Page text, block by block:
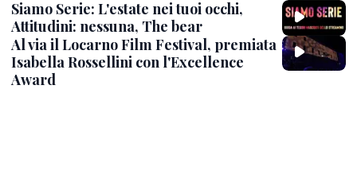
Siamo Serie: L'estate nei tuoi occhi,
Attitudini: nessuna, The bear
Al via il Locarno Film Festival, premiata
Isabella Rossellini con l'Excellence
Award